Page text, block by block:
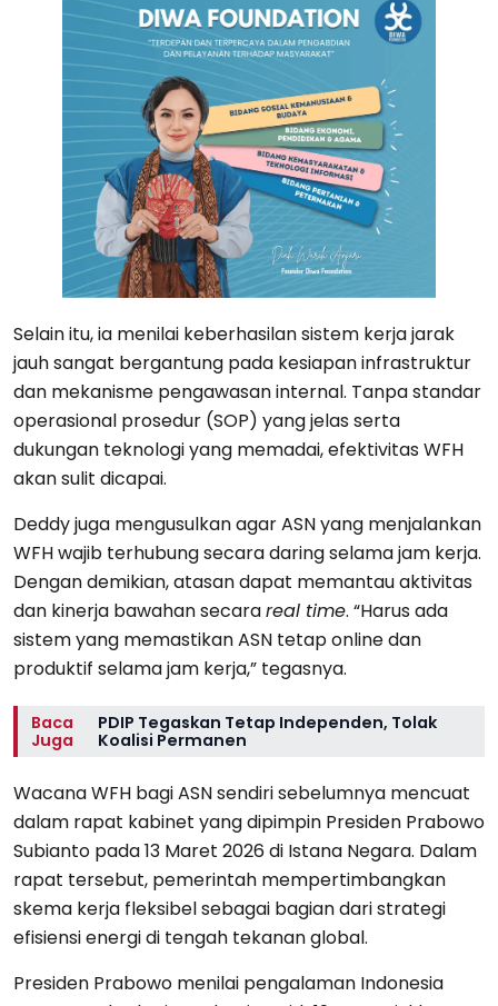
Selain itu, ia menilai keberhasilan sistem kerja jarak
jauh sangat bergantung pada kesiapan infrastruktur
dan mekanisme pengawasan internal. Tanpa standar
operasional prosedur (SOP) yang jelas serta
dukungan teknologi yang memadai, efektivitas WFH
akan sulit dicapai.
Deddy juga mengusulkan agar ASN yang menjalankan
WFH wajib terhubung secara daring selama jam kerja.
Dengan demikian, atasan dapat memantau aktivitas
dan kinerja bawahan secarareal time. “Harus ada
sistem yang memastikan ASN tetap online dan
produktif selama jam kerja,” tegasnya.
Baca
Juga
PDIP Tegaskan Tetap Independen, Tolak
Koalisi Permanen
Wacana WFH bagi ASN sendiri sebelumnya mencuat
dalam rapat kabinet yang dipimpin Presiden Prabowo
Subianto pada 13 Maret 2026 di Istana Negara. Dalam
rapat tersebut, pemerintah mempertimbangkan
skema kerja fleksibel sebagai bagian dari strategi
efisiensi energi di tengah tekanan global.
Presiden Prabowo menilai pengalaman Indonesia